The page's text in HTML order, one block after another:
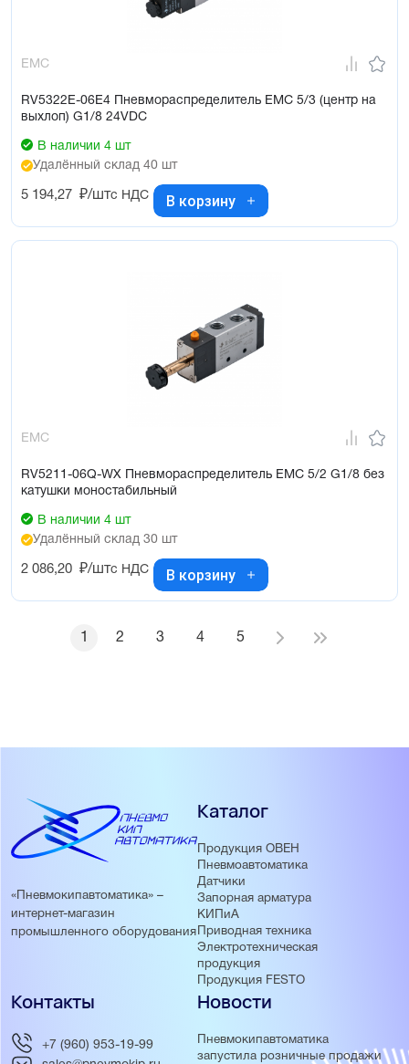
EMC
RV5322E-06E4 Пневмораспределитель EMC 5/3 (центр на
выхлоп) G1/8 24VDC
В наличии 4 шт
Удалённый склад 40 шт
5 194,27 ₽/штс НДС В корзину
EMC
RV5211-06Q-WX Пневмораспределитель EMC 5/2 G1/8 без
катушки моностабильный
В наличии 4 шт
Удалённый склад 30 шт
2 086,20 ₽/штс НДС В корзину
2 3 4 5
«Пневмокипавтоматика» –
интернет-магазин
промышленного оборудования
Каталог
Продукция ОВЕН
Пневмоавтоматика
Датчики
Запорная арматура
КИПиА
Приводная техника
Электротехническая
продукция
Продукция FESTO
Новости
Пневмокипавтоматика
запустила розничные продажи
Контакты
+7 (960) 953-19-99